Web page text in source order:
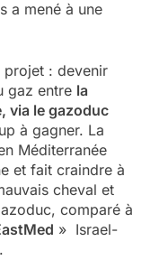
a mené à une
projet : devenir
gaz entre la
via le gazoduc
à gagner. La
Méditerranée
et fait craindre à
cheval et
comparé à
» Israel-